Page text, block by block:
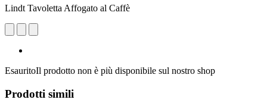
Lindt Tavoletta Affogato al Caffè
EsauritoIl prodotto non è più disponibile sul nostro shop
Prodotti simili